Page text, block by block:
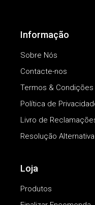
Informação
Sobre Nós
Contacte-nos
Termos & Condições
Política de
Livro de
Resolução
Loja
Produtos